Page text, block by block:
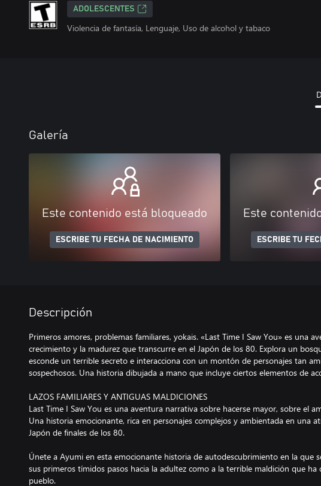
ADOLESCENTES
Violencia de fantasía, Lenguaje, Uso de alcohol y tabaco
Galería
Este contenido está bloqueado
ESCRIBE TU FECHA DE NACIMIENTO
Este
ESCRIBE TU
Descripción
Primeros amores, problemas familiares, yokais. «Last Time I Saw You» es una
crecimiento y la madurez que transcurre en el Japón de los 80. Explora un
esconde un terrible secreto e interacciona con un montón de personajes tan
sospechosos. Una historia dibujada a mano que incluye ciertos elementos de
LAZOS FAMILIARES Y ANTIGUAS MALDICIONES
Last Time I Saw You es una aventura narrativa sobre hacerse mayor, sobre el
Una historia emocionante, rica en personajes complejos y ambientada en una
Japón de finales de los 80.
Únete a Ayumi en esta emocionante historia de autodescubrimiento en la que
sus primeros tímidos pasos hacia la adultez como a la terrible maldición que ha
pueblo.